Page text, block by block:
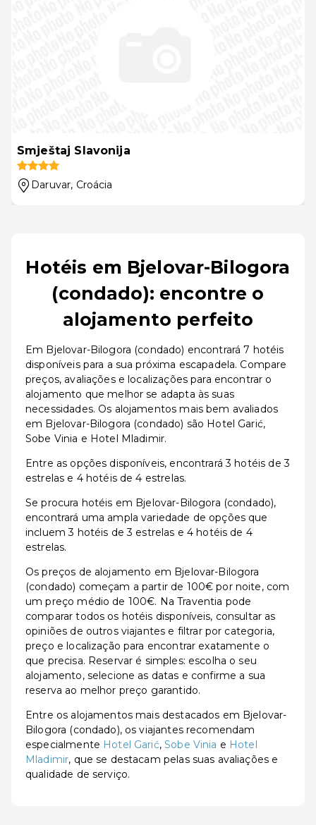
Smještaj Slavonija
Daruvar, Croácia
Hotéis em Bjelovar-Bilogora
(condado): encontre o
alojamento perfeito
Em Bjelovar-Bilogora (condado) encontrará 7 hotéis
disponíveis para a sua próxima escapadela. Compare
preços, avaliações e localizações para encontrar o
alojamento que melhor se adapta às suas
necessidades. Os alojamentos mais bem avaliados
em Bjelovar-Bilogora (condado) são Hotel Garić,
Sobe Vinia e Hotel Mladimir.
Entre as opções disponíveis, encontrará 3 hotéis de 3
estrelas e 4 hotéis de 4 estrelas.
Se procura hotéis em Bjelovar-Bilogora (condado),
encontrará uma ampla variedade de opções que
incluem 3 hotéis de 3 estrelas e 4 hotéis de 4
estrelas.
Os preços de alojamento em Bjelovar-Bilogora
(condado) começam a partir de 100€ por noite, com
um preço médio de 100€. Na Traventia pode
comparar todos os hotéis disponíveis, consultar as
opiniões de outros viajantes e filtrar por categoria,
preço e localização para encontrar exatamente o
que precisa. Reservar é simples: escolha o seu
alojamento, selecione as datas e confirme a sua
reserva ao melhor preço garantido.
Entre os alojamentos mais destacados em Bjelovar-
Bilogora (condado), os viajantes recomendam
especialmente Hotel Garić,Sobe Vinia e Hotel
Mladimir, que se destacam pelas suas avaliações e
qualidade de serviço.